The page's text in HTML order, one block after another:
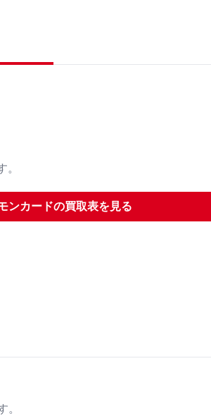
ンカードの買取表を見る